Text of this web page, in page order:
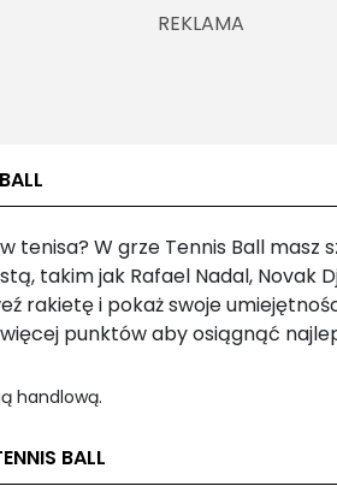
tenisa? W grze Tennis Ball masz
takim jak Rafael Nadal, Novak
rakietę i pokaż swoje
punktów aby osiągnąć
handlową.
BALL